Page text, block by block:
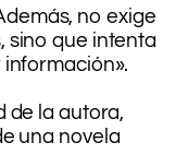
no exige
sino que intenta
de la autora,
una novela